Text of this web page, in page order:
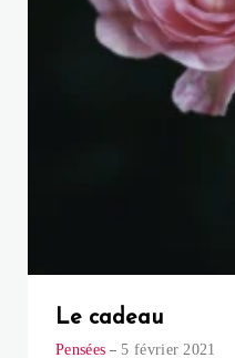
Le cadeau
Pensées 5 février 2021